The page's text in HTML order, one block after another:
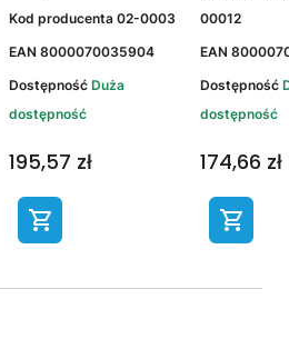
Kod producenta 02-0003
EAN 8000070035904
Dostępność Duża
dostępność
195,57 zł
00012
EAN
Dostępność
dostępność
174,66 zł